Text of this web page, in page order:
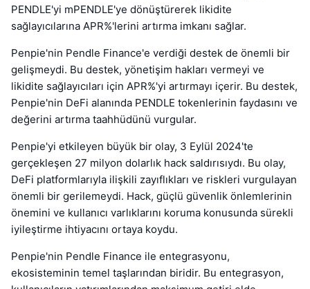
PENDLE'yi mPENDLE'ye dönüştürerek likidite
sağlayıcılarına APR%'lerini artırma imkanı sağlar.
Penpie'nin Pendle Finance'e verdiği destek de önemli bir
gelişmeydi. Bu destek, yönetişim hakları vermeyi ve
likidite sağlayıcıları için APR%'yi artırmayı içerir. Bu destek,
Penpie'nin DeFi alanında PENDLE tokenlerinin faydasını ve
değerini artırma taahhüdünü vurgular.
Penpie'yi etkileyen büyük bir olay, 3 Eylül 2024'te
gerçekleşen 27 milyon dolarlık hack saldırısıydı. Bu olay,
DeFi platformlarıyla ilişkili zayıflıkları ve riskleri vurgulayan
önemli bir gerilemeydi. Hack, güçlü güvenlik önlemlerinin
önemini ve kullanıcı varlıklarını koruma konusunda sürekli
iyileştirme ihtiyacını ortaya koydu.
Penpie'nin Pendle Finance ile entegrasyonu,
ekosisteminin temel taşlarından biridir. Bu entegrasyon,